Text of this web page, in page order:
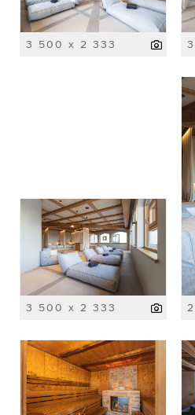
3 500 x 2 333
3 500 x 2 333